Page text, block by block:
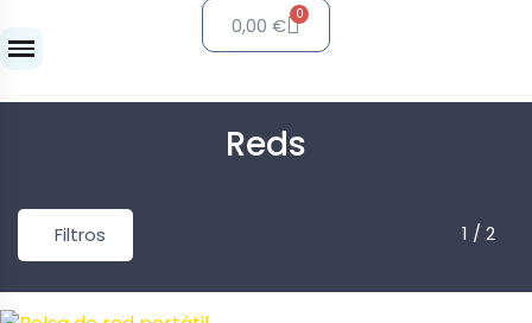
0,00 €
Reds
Filtros 1 / 2